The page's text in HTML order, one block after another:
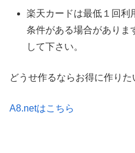
楽天カードは最低１回利
条件がある場合がありま
して下さい。
どうせ作るならお得に作りた
A8.netはこちら